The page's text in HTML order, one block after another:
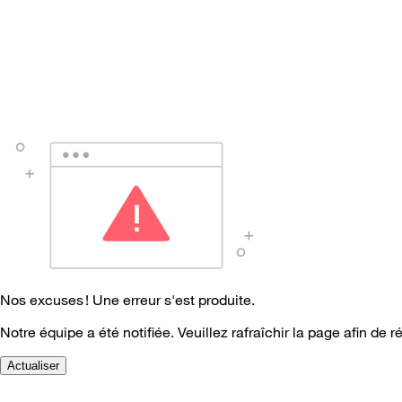
Nos excuses ! Une erreur s'est produite.
Notre équipe a été notifiée. Veuillez rafraîchir la page afin de
Actualiser